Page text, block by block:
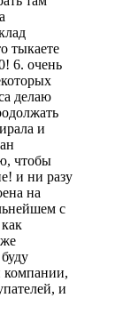
тыкаете
6. очень
делаю
и
чтобы
и ни разу
на
с
компании,
и